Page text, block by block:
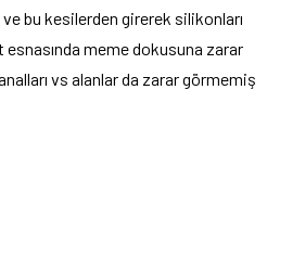
bu kesilerden girerek silikonları
meme dokusuna zarar
vs alanlar da zarar görmemiş